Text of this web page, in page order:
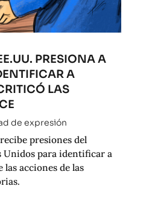
PRESIONA A
A
LAS
de expresión
presiones del
Unidos para identificar a
acciones de las